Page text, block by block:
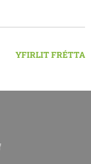
YFIRLIT FRÉTTA